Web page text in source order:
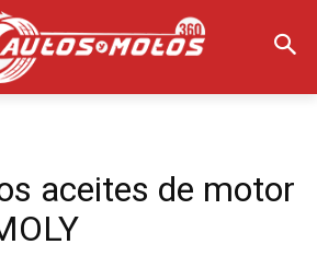
aceites de motor